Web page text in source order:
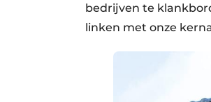
bedrijven te
linken met onze